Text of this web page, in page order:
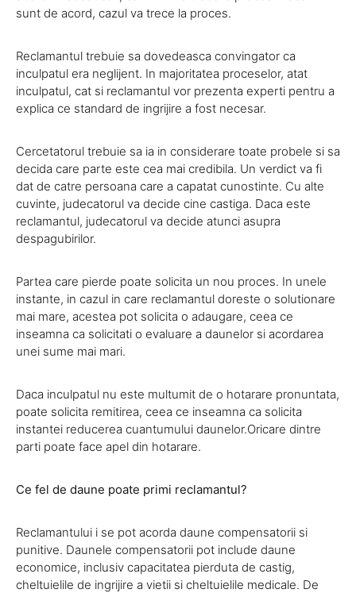
sunt de acord, cazul va trece la proces.
Reclamantul trebuie sa dovedeasca convingator ca
inculpatul era neglijent. In majoritatea proceselor, atat
inculpatul, cat si reclamantul vor prezenta experti pentru a
explica ce standard de ingrijire a fost necesar.
Cercetatorul trebuie sa ia in considerare toate probele si sa
decida care parte este cea mai credibila. Un verdict va fi
dat de catre persoana care a capatat cunostinte. Cu alte
cuvinte, judecatorul va decide cine castiga. Daca este
reclamantul, judecatorul va decide atunci asupra
despagubirilor.
Partea care pierde poate solicita un nou proces. In unele
instante, in cazul in care reclamantul doreste o solutionare
mai mare, acestea pot solicita o adaugare, ceea ce
inseamna ca solicitati o evaluare a daunelor si acordarea
unei sume mai mari.
Daca inculpatul nu este multumit de o hotarare pronuntata,
poate solicita remitirea, ceea ce inseamna ca solicita
instantei reducerea cuantumului daunelor.Oricare dintre
parti poate face apel din hotarare.
Ce fel de daune poate primi reclamantul?
Reclamantului i se pot acorda daune compensatorii si
punitive. Daunele compensatorii pot include daune
economice, inclusiv capacitatea pierduta de castig,
cheltuielile de ingrijire a vietii si cheltuielile medicale. De